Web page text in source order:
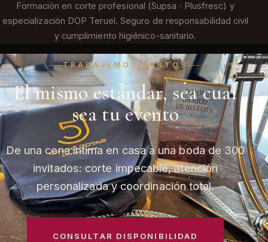
Formación en corte profesional (Supsa · Plusfresc) y
especialización DOP Teruel. Seguro de responsabilidad civil
y cumplimiento higiénico-sanitario.
TRABAJEMOS JUNTOS
El mismo estándar, sea cual
sea tu evento
De una cena íntima en casa a una boda de 300
invitados: corte impecable, atención
personalizada y coordinación total.
CONSULTAR DISPONIBILIDAD